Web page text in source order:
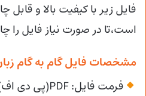
فایل زیر با کیفیت بالا و
است،تا در صورت نیاز فایل را
مشخصات فایل گام به گام
فرمت فایل: PDF(پی دی اف)